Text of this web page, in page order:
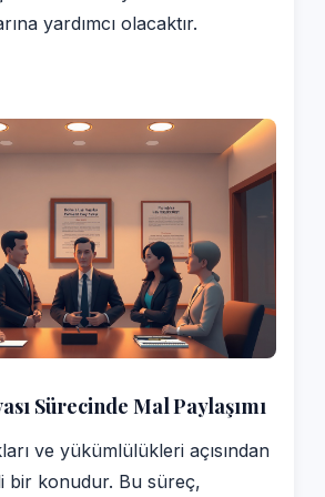
yardımcı olacaktır.
Sürecinde Mal Paylaşımı
ve yükümlülükleri açısından
bir konudur. Bu süreç,